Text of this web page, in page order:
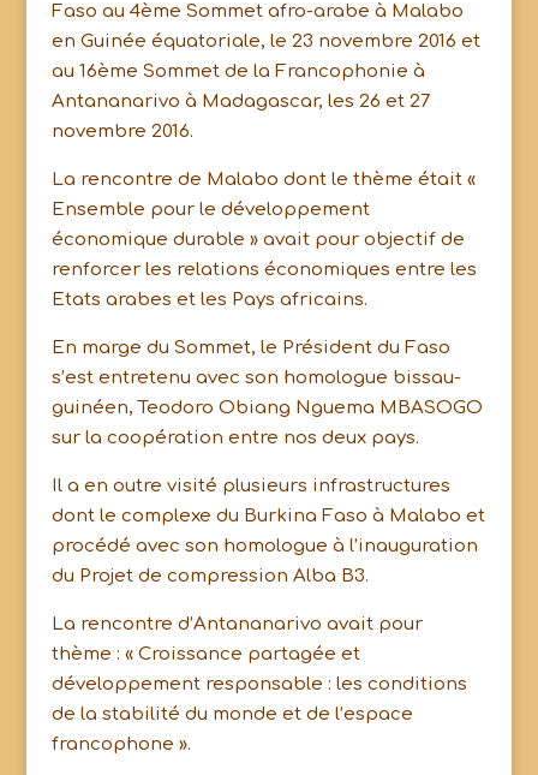
Faso au 4ème Sommet afro-arabe à Malabo
en Guinée équatoriale, le 23 novembre 2016 et
au 16ème Sommet de la Francophonie à
Antananarivo à Madagascar, les 26 et 27
novembre 2016.
La rencontre de Malabo dont le thème était «
Ensemble pour le développement
économique durable » avait pour objectif de
renforcer les relations économiques entre les
Etats arabes et les Pays africains.
En marge du Sommet, le Président du Faso
s’est entretenu avec son homologue bissau-
guinéen, Teodoro Obiang Nguema MBASOGO
sur la coopération entre nos deux pays.
Il a en outre visité plusieurs infrastructures
dont le complexe du Burkina Faso à Malabo et
procédé avec son homologue à l’inauguration
du Projet de compression Alba B3.
La rencontre d’Antananarivo avait pour
thème : « Croissance partagée et
développement responsable : les conditions
de la stabilité du monde et de l’espace
francophone ».